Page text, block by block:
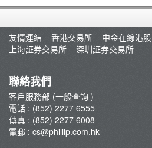
輝立簡介
分行資料
招聘人才
輝立保險/股票/期貨100%回佣計劃
新聞稿
友情連結
香港交易所 中金在線港股
上海証券交易所
深圳証券交易所
聯絡我們
客戶服務部 (一般查詢 )
電話 : (852) 2277 6555
傳真 : (852) 2277 6008
電郵 : cs@phillip.com.hk